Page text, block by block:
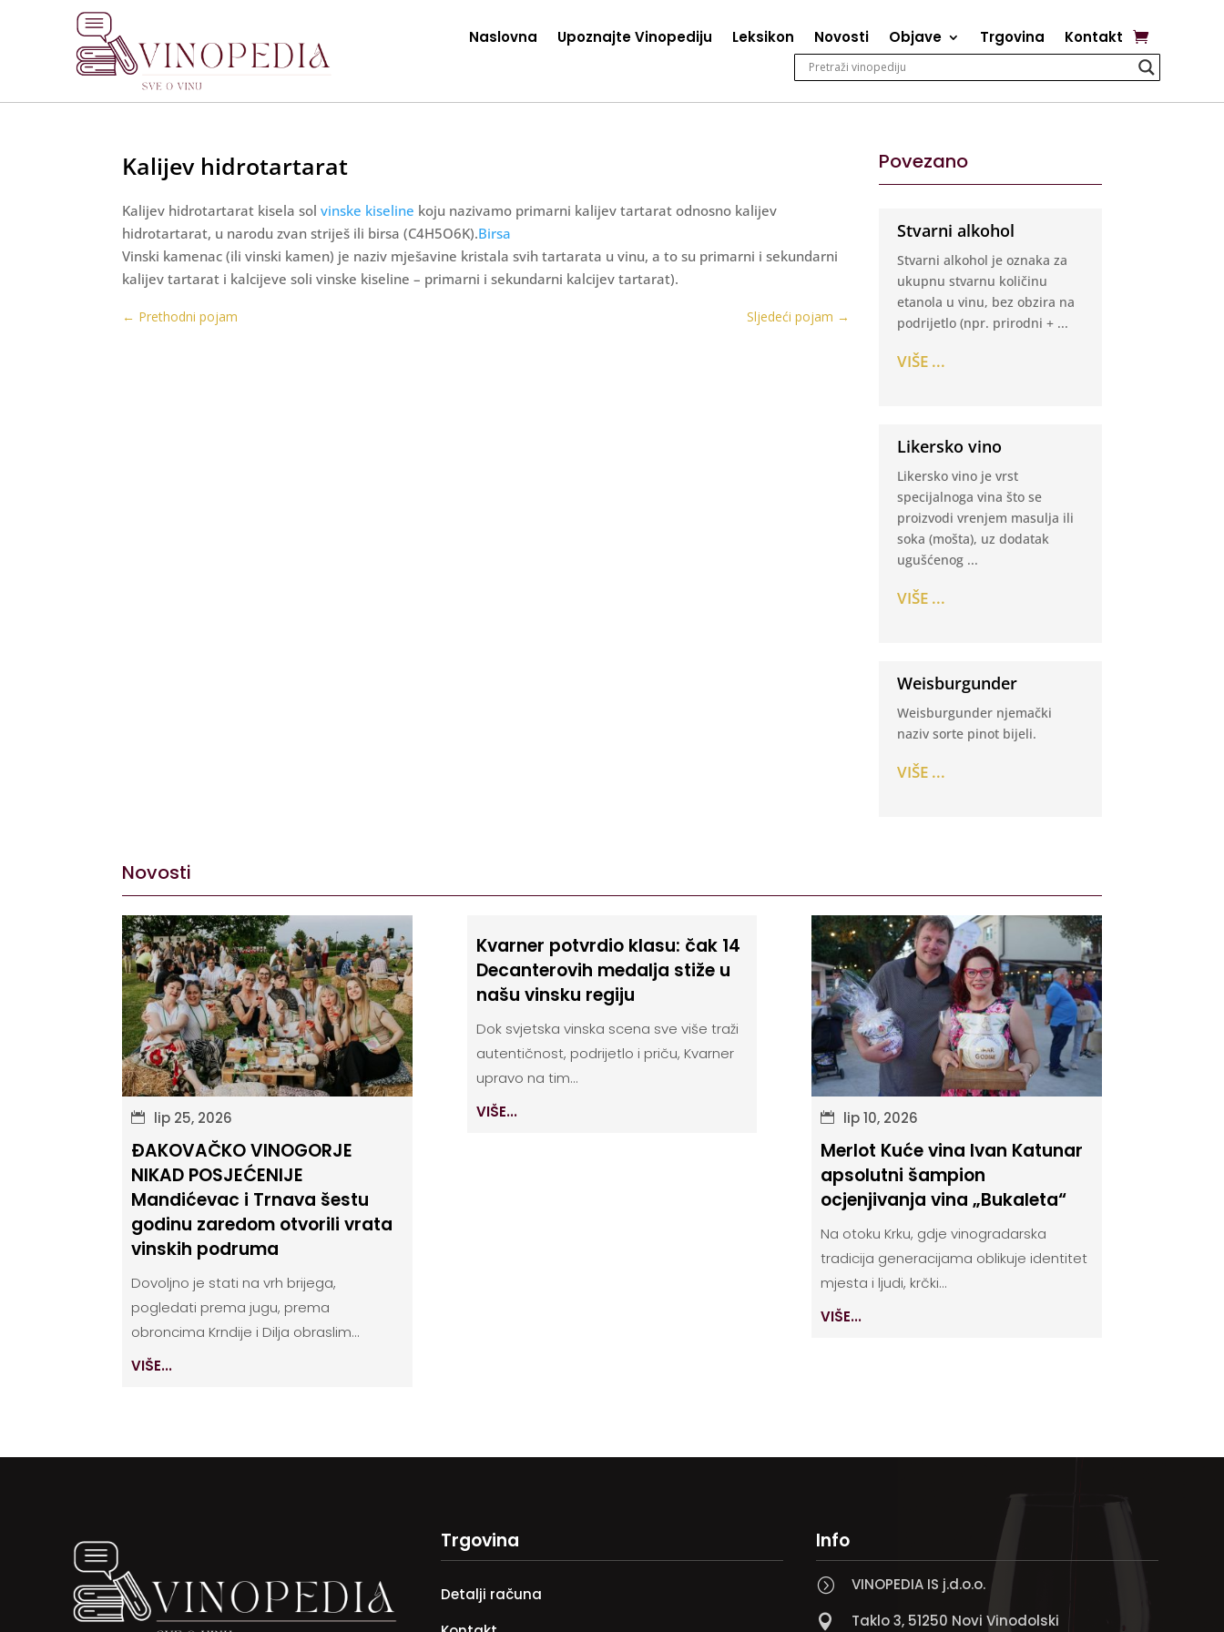
Naslovna Upoznajte Vinopediju Leksikon Novosti Objave Trgovina Kontakt
Kalijev hidrotartarat
Kalijev hidrotartarat kisela solvinske kiseline koju nazivamo primarni kalijev tartarat odnosno kalijev
hidrotartarat, u narodu zvan striješ ili birsa (C4H5O6K).Birsa
Vinski kamenac (ili vinski kamen) je naziv mješavine kristala svih tartarata u vinu, a to su primarni i sekundarni
kalijev tartarat i kalcijeve soli vinske kiseline – primarni i sekundarni kalcijev tartarat).
← Prethodni pojam Sljedeći pojam →
Povezano
Stvarni alkohol
Stvarni alkohol je oznaka za
ukupnu stvarnu količinu
etanola u vinu, bez obzira na
podrijetlo (npr. prirodni + ...
VIŠE ...
Likersko vino
Likersko vino je vrst
specijalnoga vina što se
proizvodi vrenjem masulja ili
soka (mošta), uz dodatak
ugušćenog ...
VIŠE ...
Weisburgunder
Weisburgunder njemački
naziv sorte pinot bijeli.
VIŠE ...
Novosti
lip 25, 2026
ĐAKOVAČKO VINOGORJE
NIKAD POSJEĆENIJE
Mandićevac i Trnava šestu
godinu zaredom otvorili vrata
vinskih podruma
Dovoljno je stati na vrh brijega,
pogledati prema jugu, prema
obroncima Krndije i Dilja obraslim...
VIŠE...
Kvarner potvrdio klasu: čak 14
Decanterovih medalja stiže u
našu vinsku regiju
Dok svjetska vinska scena sve više traži
autentičnost, podrijetlo i priču, Kvarner
upravo na tim...
VIŠE...
lip 10, 2026
Merlot Kuće vina Ivan Katunar
apsolutni šampion
ocjenjivanja vina „Bukaleta“
Na otoku Krku, gdje vinogradarska
tradicija generacijama oblikuje identitet
mjesta i ljudi, krčki...
VIŠE...
Trgovina
Detalji računa
Info
= VINOPEDIA IS j.d.o.o.
 Taklo 3, 51250 Novi Vinodolski